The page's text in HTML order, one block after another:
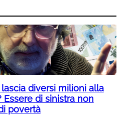
diversi milioni alla
Essere di sinistra non
povertà